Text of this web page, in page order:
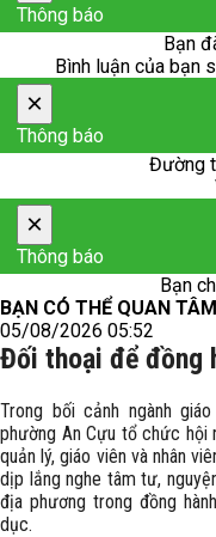
Thông báo
Bạn
Bình luận của bạn
×
Thông báo
Đường
×
Thông báo
Bạn
BẠN CÓ THỂ QUAN TÂM
05/08/2026 05:52
Đối thoại để đồng
Trong bối cảnh ngành
phường An Cựu tổ chức hội
quản lý, giáo viên và nhân
dịp lắng nghe tâm tư,
địa phương trong đồng
dục.